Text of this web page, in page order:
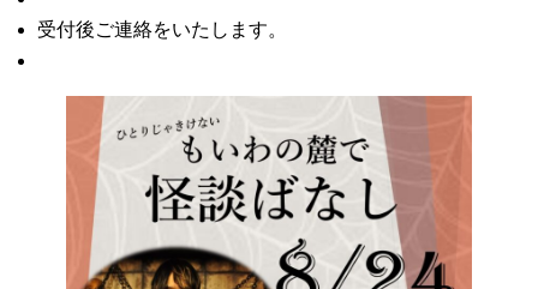
受付後ご連絡をいたします。